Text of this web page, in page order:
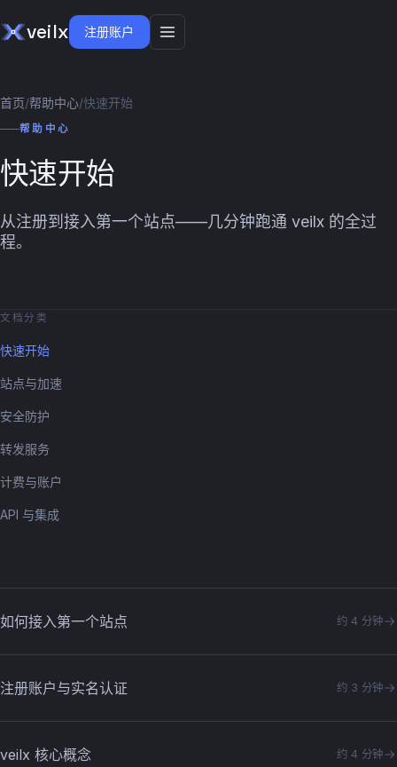
veilx 注册账户
首页/帮助中心/快速开始
帮助中心
快速开始
从注册到接入第一个站点——几分钟跑通 veilx 的全过
程。
文档分类
快速开始
站点与加速
安全防护
转发服务
计费与账户
API 与集成
如何接入第一个站点 约 4 分钟
注册账户与实名认证 约 3 分钟
veilx 核心概念 约 4 分钟